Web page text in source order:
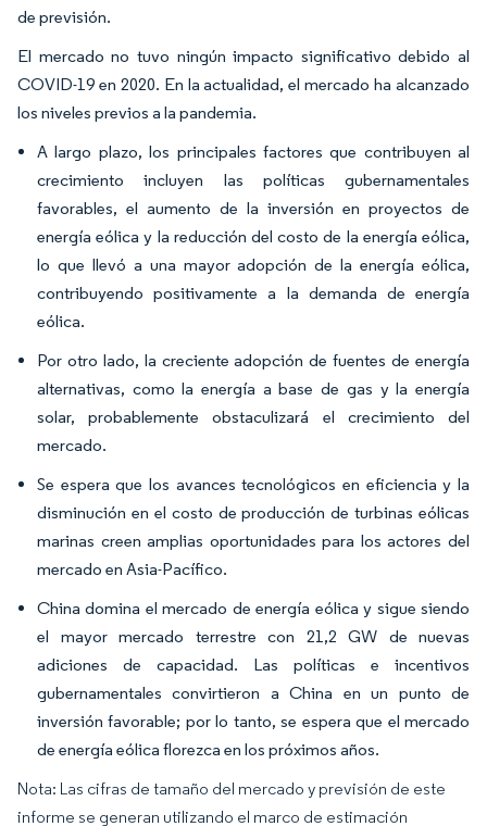
de previsión.
El mercado no tuvo ningún impacto significativo debido al
COVID-19 en 2020. En la actualidad, el mercado ha alcanzado
los niveles previos a la pandemia.
A largo plazo, los principales factores que contribuyen al
crecimiento incluyen las políticas gubernamentales
favorables, el aumento de la inversión en proyectos de
energía eólica y la reducción del costo de la energía eólica,
lo que llevó a una mayor adopción de la energía eólica,
contribuyendo positivamente a la demanda de energía
eólica.
Por otro lado, la creciente adopción de fuentes de energía
alternativas, como la energía a base de gas y la energía
solar, probablemente obstaculizará el crecimiento del
mercado.
Se espera que los avances tecnológicos en eficiencia y la
disminución en el costo de producción de turbinas eólicas
marinas creen amplias oportunidades para los actores del
mercado en Asia-Pacífico.
China domina el mercado de energía eólica y sigue siendo
el mayor mercado terrestre con 21,2 GW de nuevas
adiciones de capacidad. Las políticas e incentivos
gubernamentales convirtieron a China en un punto de
inversión favorable; por lo tanto, se espera que el mercado
de energía eólica florezca en los próximos años.
Nota: Las cifras de tamaño del mercado y previsión de este
informe se generan utilizando el marco de estimación